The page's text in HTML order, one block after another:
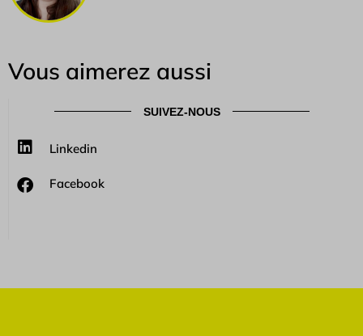
Vous aimerez aussi
SUIVEZ-NOUS
Linkedin
Facebook